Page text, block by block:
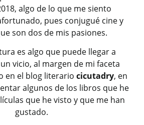
algo de lo que me siento
pues conjugué cine y
son dos de mis pasiones.
es algo que puede llegar a
vicio, al margen de mi faceta
en el blog literario cicutadry, en
algunos de los libros que he
que he visto y que me han
gustado.